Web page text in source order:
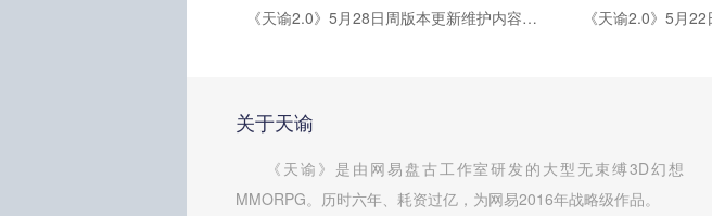
《天谕2.0》5月28日周版本更新维护内容公告
关于天谕
《天谕》是由网易盘古工作室研发的大型无束缚3D幻想
MMORPG。历时六年、耗资过亿，为网易2016年战略级作品。